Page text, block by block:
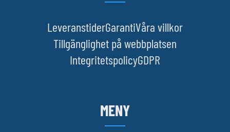
LeveranstiderGarantiVåra villkor
Tillgänglighet på webbplatsen
IntegritetspolicyGDPR
MENY